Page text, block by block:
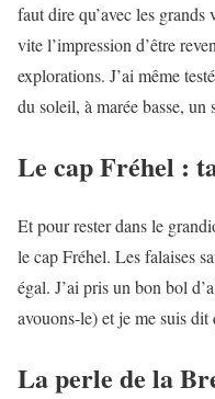
faut dire qu’avec les grands
vite l’impression d’être
explorations. J’ai même
du soleil, à marée basse,
Le cap Fréhel :
Et pour rester dans le
le cap Fréhel. Les falaises
égal. J’ai pris un bon bol
avouons-le) et je me suis
La perle de la